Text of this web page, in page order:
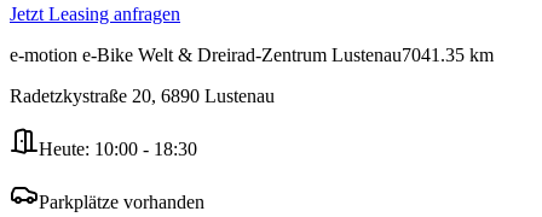
Jetzt Leasing anfragen
e-motion e-Bike Welt & Dreirad-Zentrum Lustenau7041.35 km
Radetzkystraße 20, 6890 Lustenau
Heute: 10:00 - 18:30
Parkplätze vorhanden